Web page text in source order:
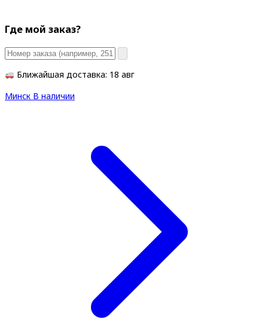
Где мой заказ?
Ближайшая доставка: 18 авг
Минск В наличии